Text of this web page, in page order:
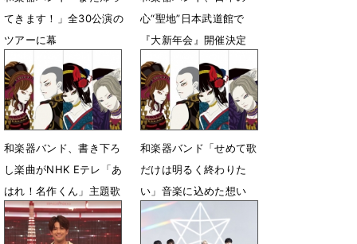
てきます！」全30公演の
ツアーに幕
11月29日 06時30分
心“聖地”日本武道館で
『大新年会』開催決定
10月24日 19時00分
和楽器バンド、書き下ろ
し楽曲がNHK Eテレ「あ
はれ！名作くん」主題歌
に決定
8月19日 18時00分
和楽器バンド「せめて歌
だけは明るく終わりた
い」音楽に込めた想い
6月25日 12時00分